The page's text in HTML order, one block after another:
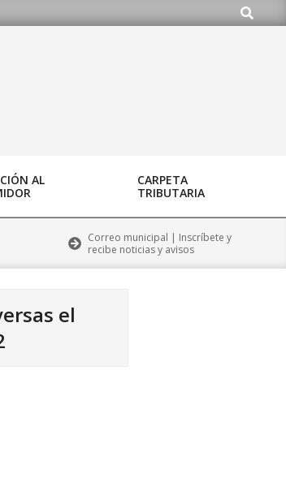
Buscar
AL
CARPETA
TRIBUTARIA
Correo municipal | Inscríbete y
recibe noticias y avisos
el